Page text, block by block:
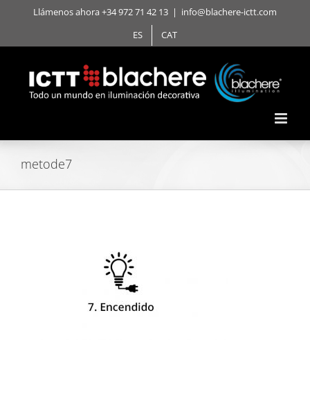
Llámenos ahora +34 972 71 42 13 | info@blachere-ictt.com
ES
CAT
metode7